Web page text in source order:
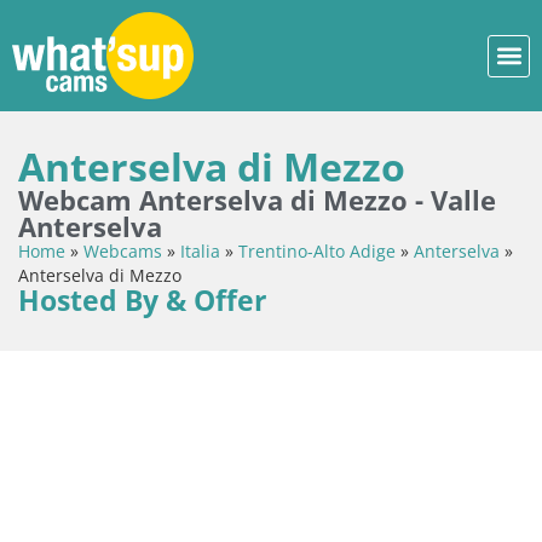
Anterselva di Mezzo
Webcam Anterselva di Mezzo - Valle
Anterselva
Home » Webcams » Italia » Trentino-Alto Adige » Anterselva »
Anterselva di Mezzo
Hosted By & Offer